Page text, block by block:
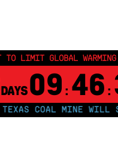
TO LIMIT GLOBAL
DAYS 09 : 46 :
COAL MINE WILL